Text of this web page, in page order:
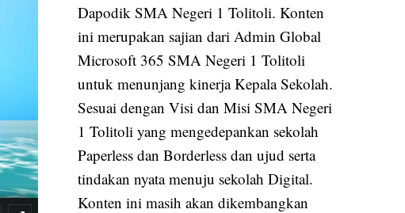
Dapodik SMA Negeri 1 Tolitoli. Konten
ini merupakan sajian dari Admin Global
Microsoft 365 SMA Negeri 1 Tolitoli
untuk menunjang kinerja Kepala Sekolah.
Sesuai dengan Visi dan Misi SMA Negeri
1 Tolitoli yang mengedepankan sekolah
Paperless dan Borderless dan ujud serta
tindakan nyata menuju sekolah Digital.
Konten ini masih akan dikembangkan